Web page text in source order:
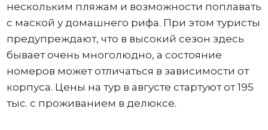
нескольким пляжам и возможности поплавать
с маской у домашнего рифа. При этом туристы
предупреждают, что в высокий сезон здесь
бывает очень многолюдно, а состояние
номеров может отличаться в зависимости от
корпуса. Цены на тур в августе стартуют от 195
тыс. с проживанием в делюксе.